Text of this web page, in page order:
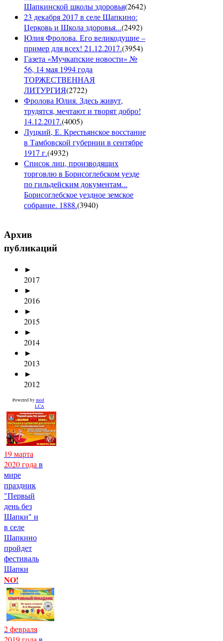
Шапкинской школы здоровья(2642)
23 декабря 2017 в селе Шапкино:
Церковь и Школа здоровья...(2492)
Юлия Фролова. Его великодушие –
пример для всех! 21.12.2017.(3954)
Газета «Мучкапские новости» №
56, 14 мая 1994 года
ТОРЖЕСТВЕННАЯ
ЛИТУРГИЯ(2722)
Фролова Юлия. Здесь живут,
трудятся, мечтают и творят добро!
14.12.2017.(4005)
Луцкий, Е. Крестьянское восстание
в Тамбовской губернии в сентябре
1917 г.(4932)
Список лиц, производящих
торговлю в Борисоглебском уезде
по гильдейским документам...
Борисоглебское уездное земское
собрание. 1888.(3940)
Архив
публикаций
►
2017
►
2016
►
2015
►
2014
►
2013
►
2012
Powered by mod
LCA
19 марта
2020 года в
мире
праздник
"Первый
день без
Шапки" и
в селе
Шапкино
пройдет
фестиваль
Шапки
NO!
2 февраля